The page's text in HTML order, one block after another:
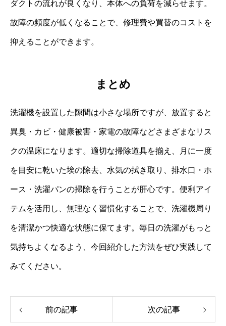
ダクトの流れが良くなり、本体への負荷を減らせます。
故障の頻度が低くなることで、修理費や買替のコストを
抑えることができます。
まとめ
洗濯機を設置した隙間は小さな場所ですが、放置すると
異臭・カビ・健康被害・家電の故障などさまざまなリス
クの温床になります。適切な掃除道具を揃え、月に一度
を目安に乾いた埃の除去、水気の拭き取り、排水口・ホ
ース・洗濯パンの掃除を行うことが肝心です。便利アイ
テムを活用し、無理なく習慣化することで、洗濯機周り
を清潔かつ快適な状態に保てます。毎日の洗濯がもっと
気持ちよくなるよう、今回紹介した方法をぜひ実践して
みてください。
前の記事 次の記事